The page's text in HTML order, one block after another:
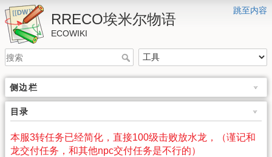
跳至内容
RRECO埃米尔物语
ECOWIKI
侧边栏
目录
本服3转任务已经简化，直接100级击败放水龙，（谨记和
龙交付任务，和其他npc交付任务是不行的）